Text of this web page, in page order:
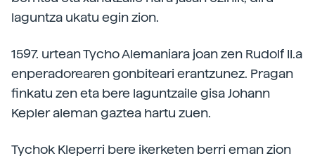
laguntza ukatu egin zion.
1597. urtean Tycho Alemaniara joan zen Rudolf II.a
enperadorearen gonbiteari erantzunez. Pragan
finkatu zen eta bere laguntzaile gisa Johann
Kepler aleman gaztea hartu zuen.
Tychok Kleperri bere ikerketen berri eman zion